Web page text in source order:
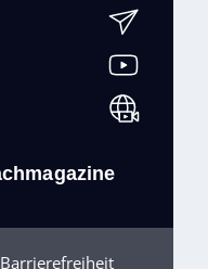
Barrierefreiheit